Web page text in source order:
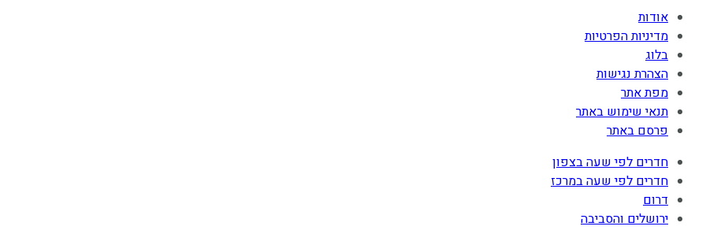
אודות
מדיניות הפרטיות
בלוג
הצהרת נגישות
מפת אתר
תנאי שימוש באתר
פרסם באתר
חדרים לפי שעה בצפון
חדרים לפי שעה במרכז
דרום
ירושלים והסביבה